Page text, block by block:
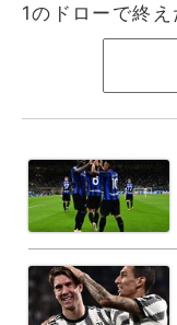
1のドローで終え